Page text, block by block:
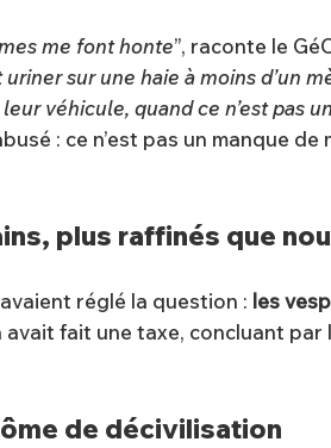
me font honte”, raconte le
sur une haie à moins d’un
véhicule, quand ce n’est pas
: ce n’est pas un manque de
plus raffinés que
réglé la question : les
avait fait une taxe, concluant
de décivilisation